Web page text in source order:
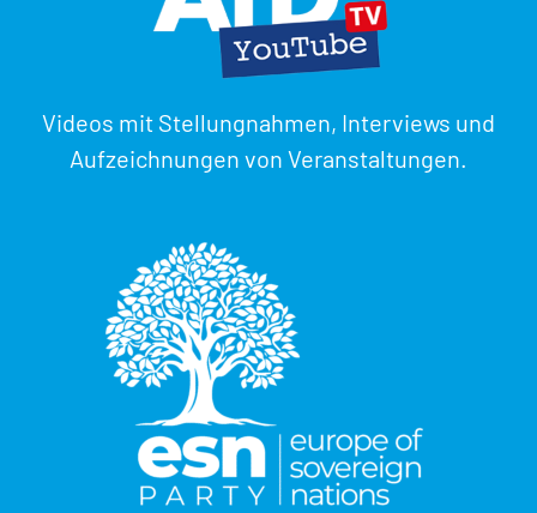
Videos mit Stellungnahmen, Interviews und
Aufzeichnungen von Veranstaltungen.